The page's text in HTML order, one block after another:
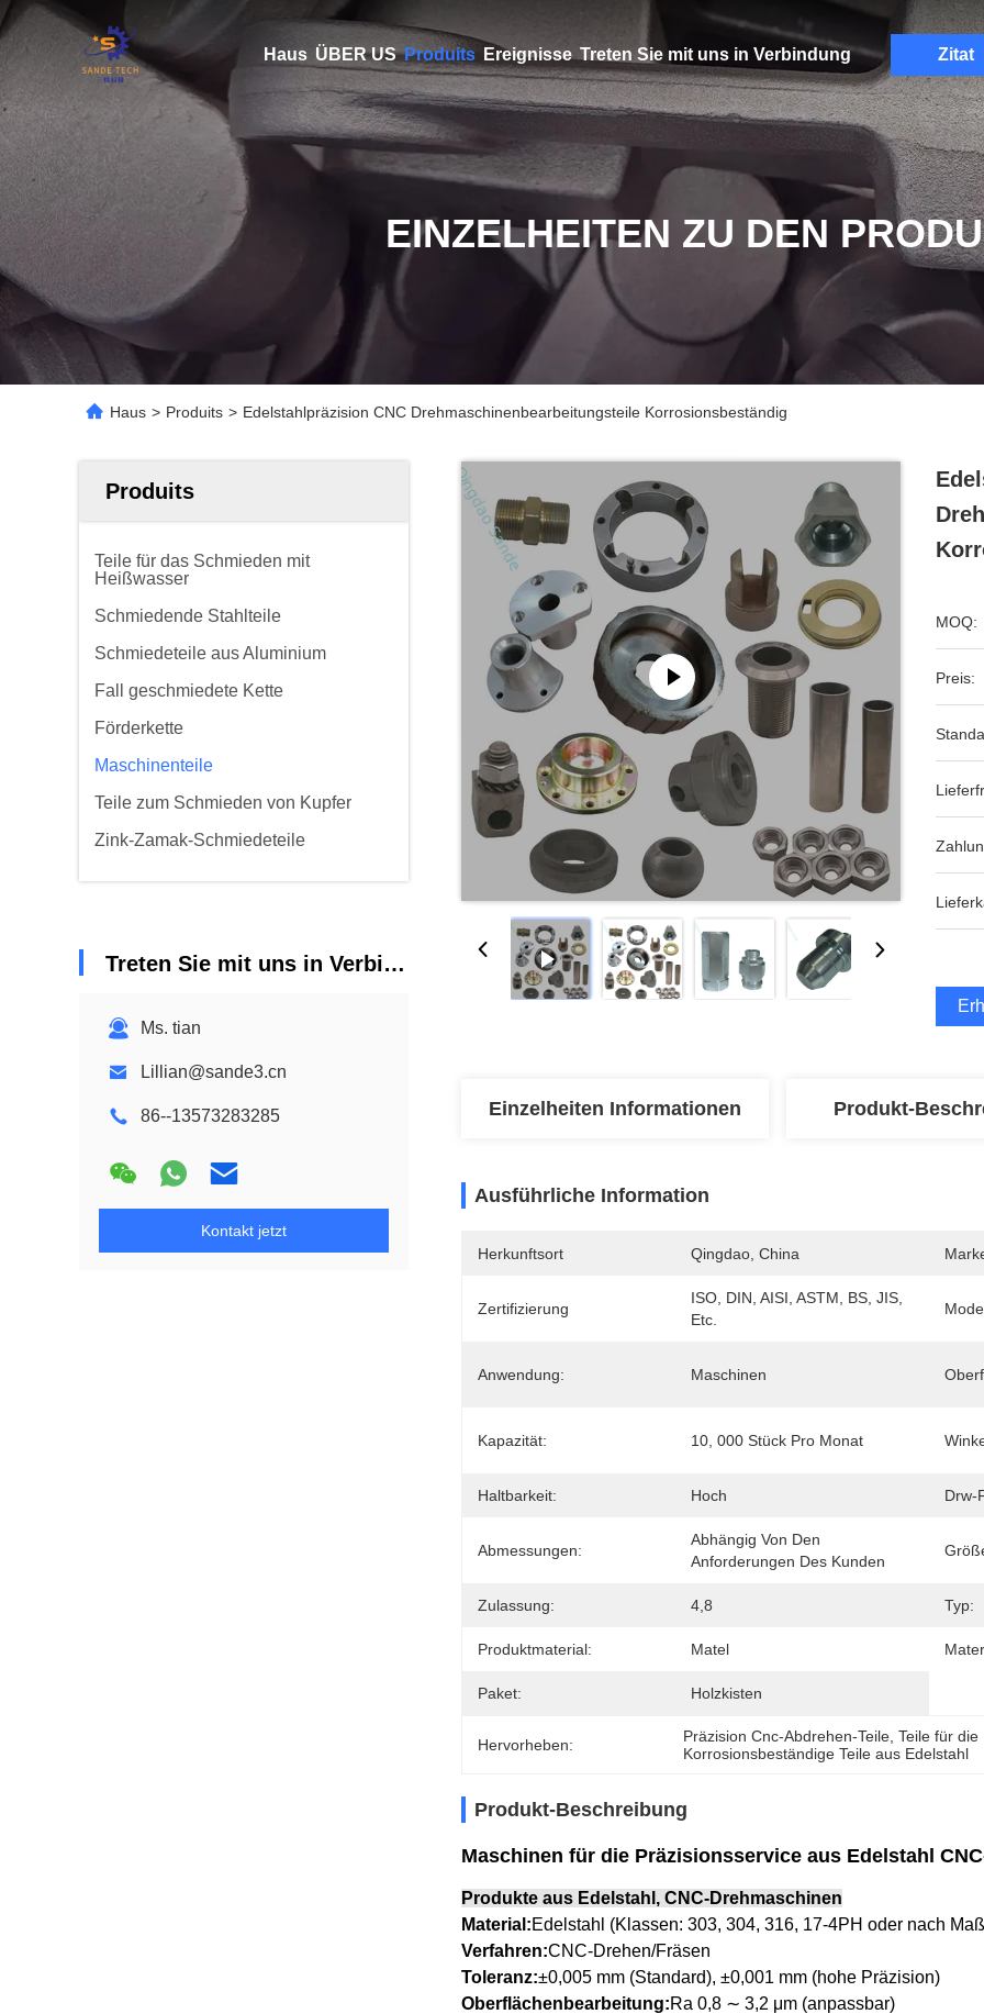
Haus ÜBER US Produits Ereignisse Treten Sie mit uns in Verbindung Zitat
EINZELHEITEN ZU DEN
Haus > Produits > Edelstahlpräzision CNC Drehmaschinenbearbeitungsteile Korrosionsbeständig
Produits
Teile für das Schmieden mit
Heißwasser
Schmiedende Stahlteile
Schmiedeteile aus Aluminium
Fall geschmiedete Kette
Förderkette
Maschinenteile
Teile zum Schmieden von Kupfer
Zink-Zamak-Schmiedeteile
Treten Sie mit uns in Verbindung
Ms. tian
Lillian@sande3.cn
86--13573283285
Kontakt jetzt
MOQ:
Preis:
Einzelheiten Informationen Produkt-
Ausführliche Information
Herkunftsort Qingdao, China
Zertifizierung
ISO, DIN, AISI, ASTM, BS, JIS,
Etc.
Anwendung: Maschinen
Kapazität: 10, 000 Stück Pro Monat
Haltbarkeit: Hoch Drw-
Abmessungen:
Abhängig Von Den
Anforderungen Des Kunden
Zulassung: 4,8 Typ:
Produktmaterial: Matel
Paket: Holzkisten
Hervorheben: Präzision Cnc-Abdrehen-Teile , Teile für
Korrosionsbeständige Teile aus Edelstahl
Produkt-Beschreibung
Maschinen für die Präzisionsservice aus Edelstahl
Produkte aus Edelstahl, CNC-Drehmaschinen
Material:Edelstahl (Klassen: 303, 304, 316, 17-4PH oder nach
Verfahren:CNC-Drehen/Fräsen
Toleranz:±0,005 mm (Standard), ±0,001 mm (hohe Präzision)
Oberflächenbearbeitung:Ra 0,8 ∼ 3,2 μm (anpassbar)